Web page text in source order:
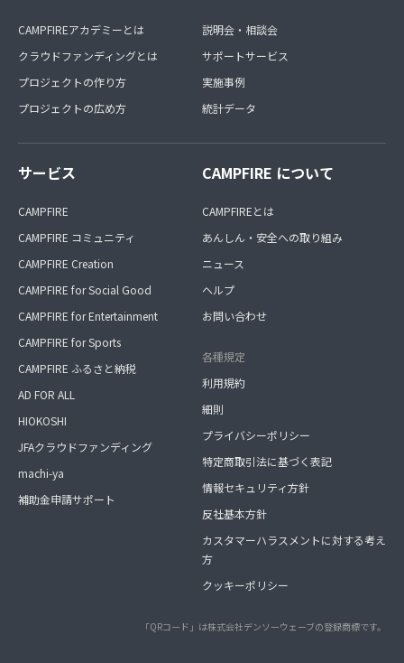
CAMPFIREアカデミーとは
クラウドファンディングとは
プロジェクトの作り方
プロジェクトの広め方
説明会・相談会
サポートサービス
実施事例
統計データ
サービス
CAMPFIRE
CAMPFIRE コミュニティ
CAMPFIRE Creation
CAMPFIRE for Social Good
CAMPFIRE for Entertainment
CAMPFIRE for Sports
CAMPFIRE ふるさと納税
AD FOR ALL
HIOKOSHI
JFAクラウドファンディング
machi-ya
補助金申請サポート
CAMPFIRE について
CAMPFIREとは
あんしん・安全への取り組み
ニュース
ヘルプ
お問い合わせ
各種規定
利用規約
細則
プライバシーポリシー
特定商取引法に基づく表記
情報セキュリティ方針
反社基本方針
カスタマーハラスメントに対する考え
方
クッキーポリシー
「QRコード」は株式会社デンソーウェーブの登録商標です。